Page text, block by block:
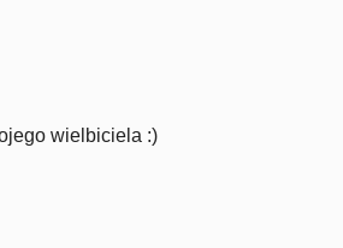
wielbiciela :)